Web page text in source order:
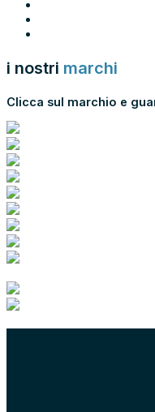
i nostri marchi
Clicca sul marchio e